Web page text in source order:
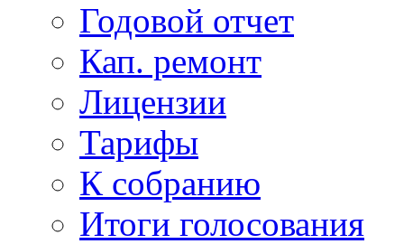
Годовой отчет
Кап. ремонт
Лицензии
Тарифы
К собранию
Итоги голосования